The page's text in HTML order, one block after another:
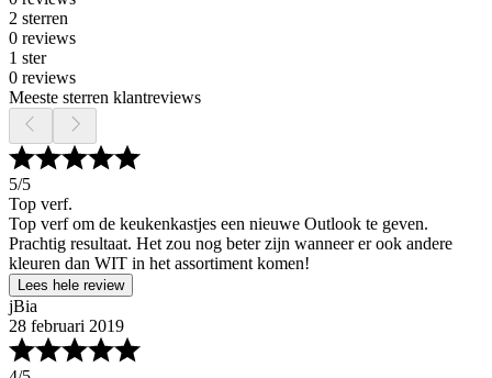
2 sterren
0 reviews
1 ster
0 reviews
Meeste sterren klantreviews
5/5
Top verf.
Top verf om de keukenkastjes een nieuwe Outlook te geven.
Prachtig resultaat. Het zou nog beter zijn wanneer er ook andere
kleuren dan WIT in het assortiment komen!
Lees hele review
jBia
28 februari 2019